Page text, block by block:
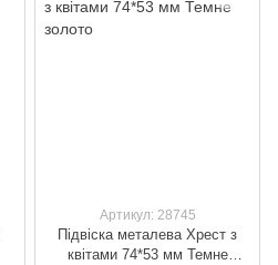
Артикул: 28745
Підвіска металева Хрест з
квітами 74*53 мм Темне